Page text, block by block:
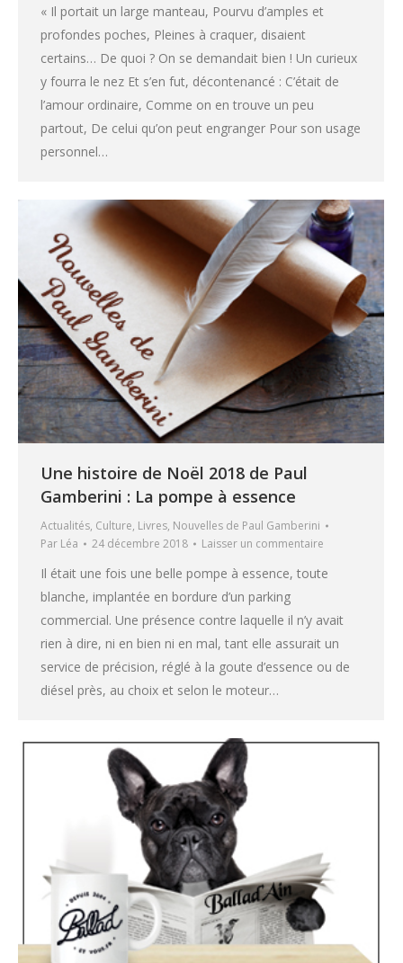
« Il portait un large manteau, Pourvu d’amples et
profondes poches, Pleines à craquer, disaient
certains… De quoi ? On se demandait bien ! Un curieux
y fourra le nez Et s’en fut, décontenancé : C’était de
l’amour ordinaire, Comme on en trouve un peu
partout, De celui qu’on peut engranger Pour son usage
personnel…
Une histoire de Noël 2018 de Paul
Gamberini : La pompe à essence
Actualités, Culture, Livres, Nouvelles de Paul Gamberini
Par Léa 24 décembre 2018 Laisser un commentaire
Il était une fois une belle pompe à essence, toute
blanche, implantée en bordure d’un parking
commercial. Une présence contre laquelle il n’y avait
rien à dire, ni en bien ni en mal, tant elle assurait un
service de précision, réglé à la goute d’essence ou de
diésel près, au choix et selon le moteur…